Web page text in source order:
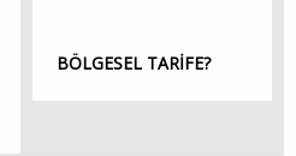
BÖLGESEL TARİFE?